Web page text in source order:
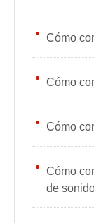
Cómo
Cómo
Cómo
Cómo
de